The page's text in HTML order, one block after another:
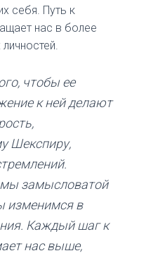
себя. Путь к
нас в более
чтобы ее
к ней делают
Шекспиру,
замысловатой
изменимся в
Каждый шаг к
нас выше,